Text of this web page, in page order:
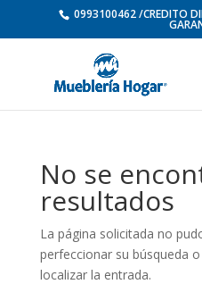
0993100462 /CREDITO
No se
resultados
La página solicitada no
perfeccionar su búsqueda
localizar la entrada.